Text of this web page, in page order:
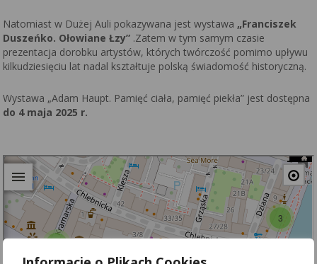
Natomiast w Dużej Auli pokazywana jest wystawa „Franciszek
Duszeńko. Ołowiane Łzy” .Zatem w tym samym czasie
prezentacja dorobku artystów, których twórczość pomimo upływu
kilkudziesięciu lat nadal kształtuje polską świadomość historyczną.
Wystawa „Adam Haupt. Pamięć ciała, pamięć piekła” jest dostępna
do 4 maja 2025 r.